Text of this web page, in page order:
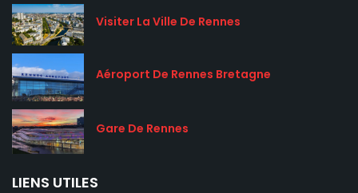
Visiter La Ville De Rennes
Aéroport De Rennes Bretagne
Gare De Rennes
LIENS UTILES